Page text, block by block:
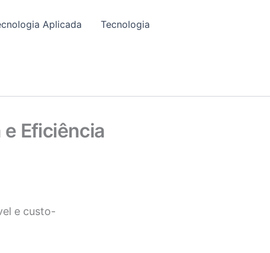
Aplicada Tecnologia
e Eficiência
e custo-